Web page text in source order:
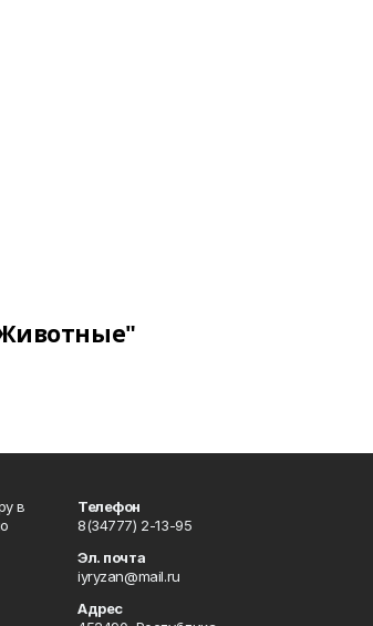
в
Телефон
8(34777) 2-13-95
Эл. почта
iyryzan@mail.ru
Адрес